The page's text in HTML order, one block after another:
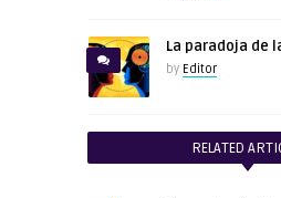
La paradoja de
by Editor
RELATED